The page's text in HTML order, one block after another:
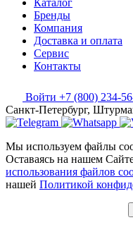
Каталог
Бренды
Компания
Доставка и оплата
Сервис
Контакты
Войти +7 (800) 234-
Санкт-Петербург,
Мы используем файлы
Оставаясь на нашем
использования файлов
нашей Политикой